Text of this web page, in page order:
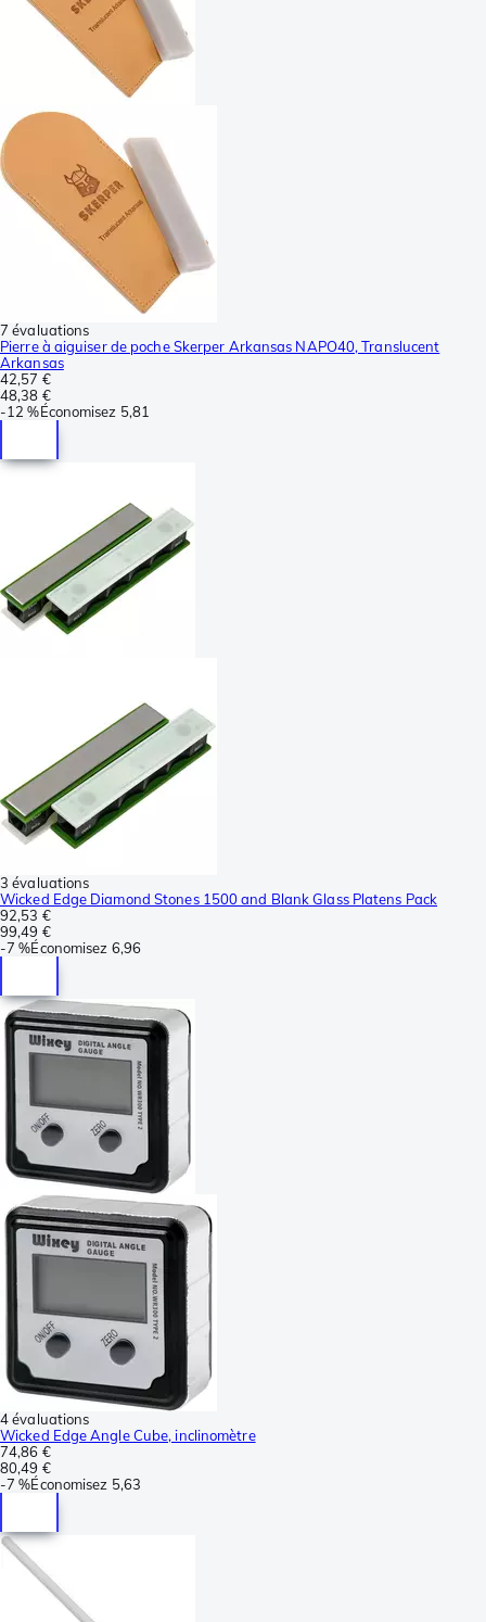
7 évaluations
Pierre à aiguiser de poche Skerper Arkansas NAPO40, Translucent
Arkansas
42,57 €
48,38 €
-12 %Économisez 5,81
3 évaluations
Wicked Edge Diamond Stones 1500 and Blank Glass Platens Pack
92,53 €
99,49 €
-7 %Économisez 6,96
4 évaluations
Wicked Edge Angle Cube, inclinomètre
74,86 €
80,49 €
-7 %Économisez 5,63